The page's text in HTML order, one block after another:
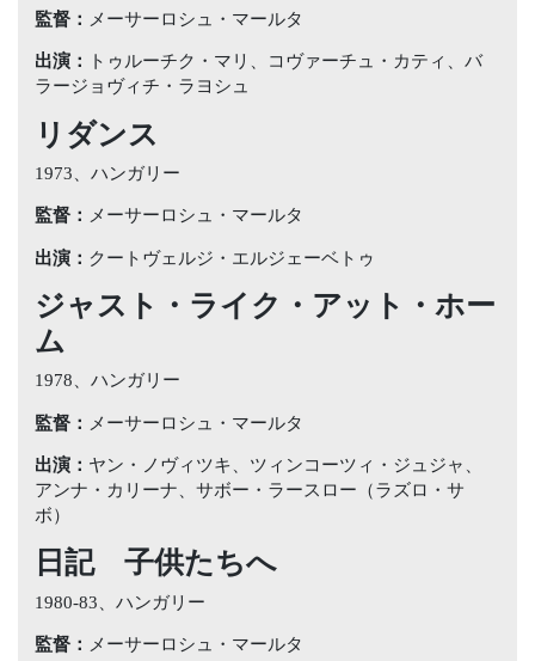
監督： メーサーロシュ・マールタ
出演：
トゥルーチク・マリ、コヴァーチュ・カティ、バ
ラージョヴィチ・ラヨシュ
リダンス
1973、ハンガリー
監督： メーサーロシュ・マールタ
出演： クートヴェルジ・エルジェーベトゥ
ジャスト・ライク・アット・ホー
ム
1978、ハンガリー
監督： メーサーロシュ・マールタ
出演： ヤン・ノヴィツキ、ツィンコーツィ・ジュジャ、
アンナ・カリーナ、サボー・ラースロー（ラズロ・サ
ボ）
日記 子供たちへ
1980-83、ハンガリー
監督： メーサーロシュ・マールタ